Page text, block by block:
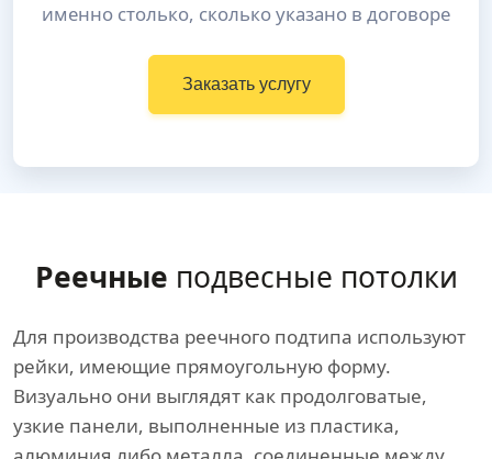
именно столько, сколько указано в договоре
Заказать услугу
Реечные подвесные потолки
Для производства реечного подтипа используют
рейки, имеющие прямоугольную форму.
Визуально они выглядят как продолговатые,
узкие панели, выполненные из пластика,